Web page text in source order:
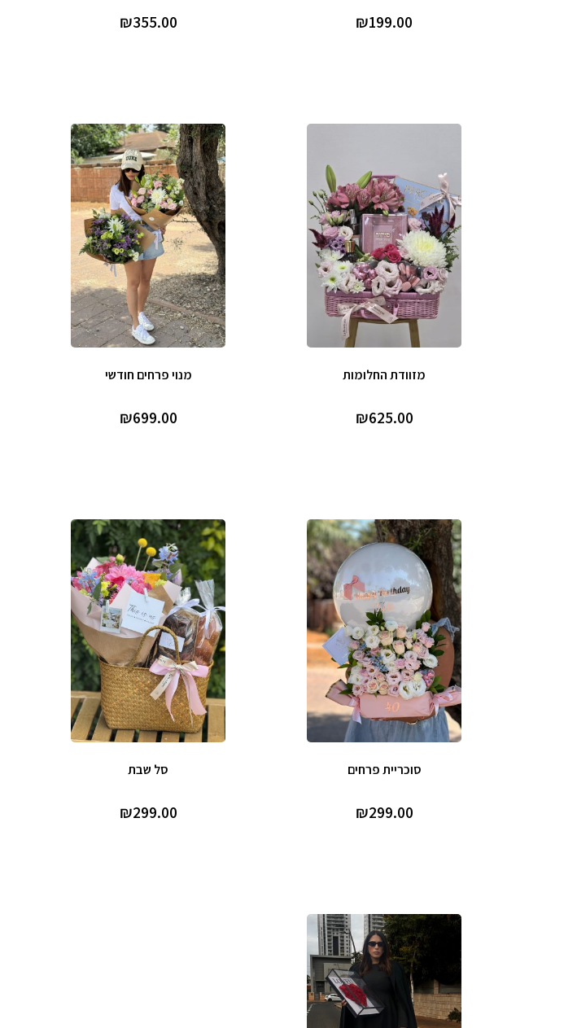
₪199.00
₪355.00
מזוודת החלומות
₪625.00
מנוי פרחים חודשי
₪699.00
סוכריית פרחים
₪299.00
סל שבת
₪299.00